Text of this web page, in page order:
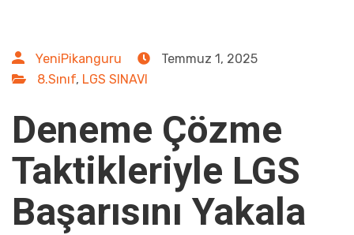
YeniPikanguru
Temmuz 1, 2025
8.Sınıf, LGS SINAVI
Deneme Çözme
Taktikleriyle LGS
Başarısını Yakala